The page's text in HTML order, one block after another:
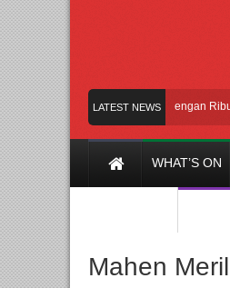
LATEST NEWS
Meramaikan Jakarta dengan Ribuan
WHAT’S ON
Mahen